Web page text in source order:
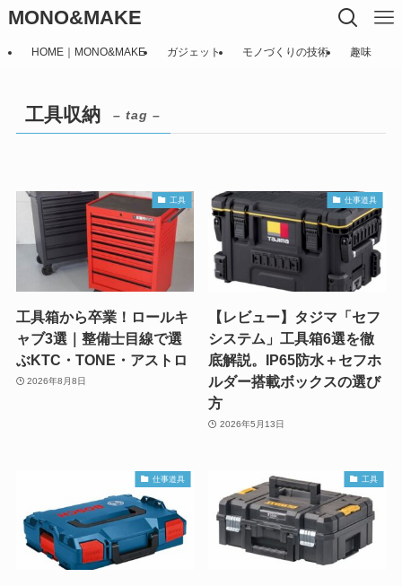
MONO&MAKE
HOME｜MONO&MAKE ガジェット モノづくりの技術 趣味
工具収納 – tag –
工具
工具箱から卒業！ロールキ
ャブ3選｜整備士目線で選
ぶKTC・TONE・アストロ
2026年8月8日
仕事道具
【レビュー】タジマ「セフ
システム」工具箱6選を徹
底解説。IP65防水＋セフホ
ルダー搭載ボックスの選び
方
2026年5月13日
仕事道具 工具